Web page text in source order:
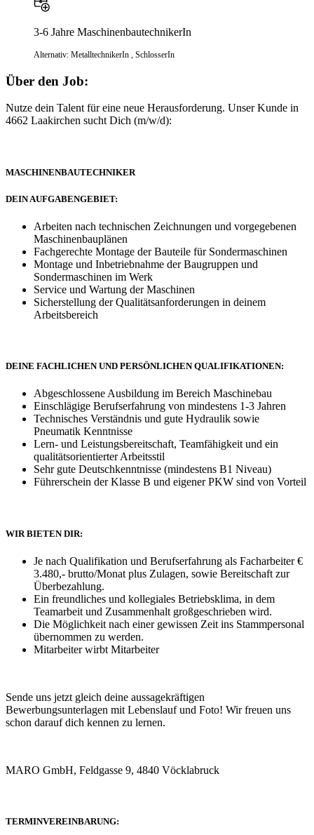
3-6 Jahre MaschinenbautechnikerIn
Alternativ: MetalltechnikerIn , SchlosserIn
Über den Job:
Nutze dein Talent für eine neue Herausforderung. Unser Kunde in
4662 Laakirchen sucht Dich (m/w/d):
MASCHINENBAUTECHNIKER
DEIN AUFGABENGEBIET:
Arbeiten nach technischen Zeichnungen und vorgegebenen
Maschinenbauplänen
Fachgerechte Montage der Bauteile für Sondermaschinen
Montage und Inbetriebnahme der Baugruppen und
Sondermaschinen im Werk
Service und Wartung der Maschinen
Sicherstellung der Qualitätsanforderungen in deinem
Arbeitsbereich
DEINE FACHLICHEN UND PERSÖNLICHEN QUALIFIKATIONEN:
Abgeschlossene Ausbildung im Bereich Maschinebau
Einschlägige Berufserfahrung von mindestens 1-3 Jahren
Technisches Verständnis und gute Hydraulik sowie
Pneumatik Kenntnisse
Lern- und Leistungsbereitschaft, Teamfähigkeit und ein
qualitätsorientierter Arbeitsstil
Sehr gute Deutschkenntnisse (mindestens B1 Niveau)
Führerschein der Klasse B und eigener PKW sind von Vorteil
WIR BIETEN DIR:
Je nach Qualifikation und Berufserfahrung als Facharbeiter €
3.480,- brutto/Monat plus Zulagen, sowie Bereitschaft zur
Überbezahlung.
Ein freundliches und kollegiales Betriebsklima, in dem
Teamarbeit und Zusammenhalt großgeschrieben wird.
Die Möglichkeit nach einer gewissen Zeit ins Stammpersonal
übernommen zu werden.
Mitarbeiter wirbt Mitarbeiter
Sende uns jetzt gleich deine aussagekräftigen
Bewerbungsunterlagen mit Lebenslauf und Foto! Wir freuen uns
schon darauf dich kennen zu lernen.
MARO GmbH, Feldgasse 9, 4840 Vöcklabruck
TERMINVEREINBARUNG: